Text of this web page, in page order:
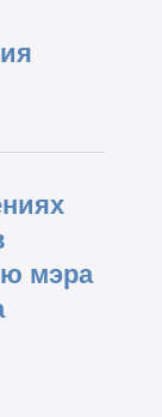
мэра